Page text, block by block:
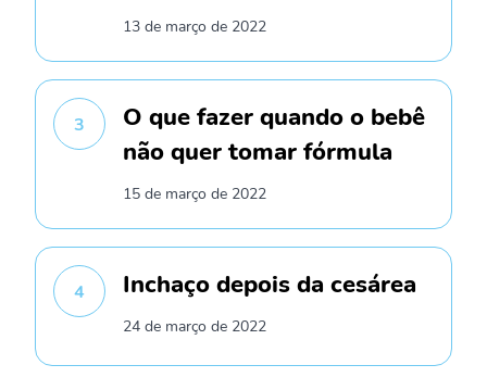
13 de março de 2022
3
O que fazer quando o bebê
não quer tomar fórmula
15 de março de 2022
4 Inchaço depois da cesárea
24 de março de 2022